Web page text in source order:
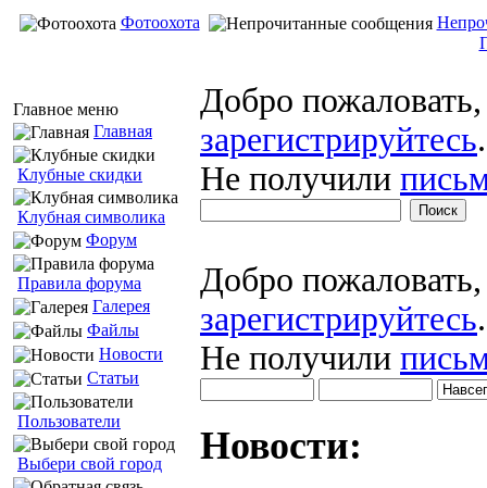
Фотоохота
Главное меню
Главная
Клубные скидки
Клубная символика
Форум
Правила форума
Галерея
Файлы
Новости
Статьи
Пользователи
Выбери свой город
Добро
зарегистрируйтесь.
Не получили
Добро
зарегистрируйтесь.
Не получили
Новости: